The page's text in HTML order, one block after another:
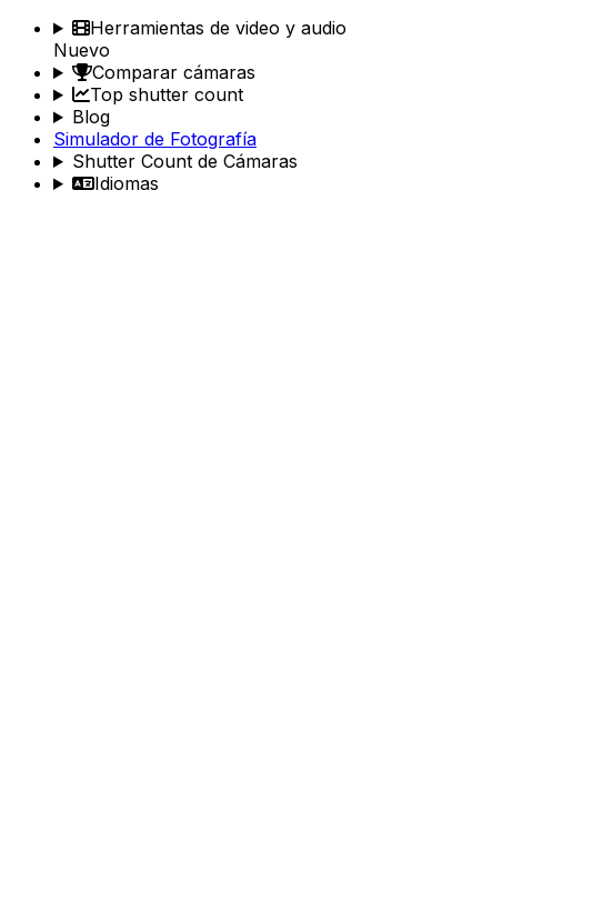
Herramientas de video y audio
Nuevo
Comparar cámaras
Top shutter count
Blog
Simulador de Fotografía
Shutter Count de Cámaras
Idiomas